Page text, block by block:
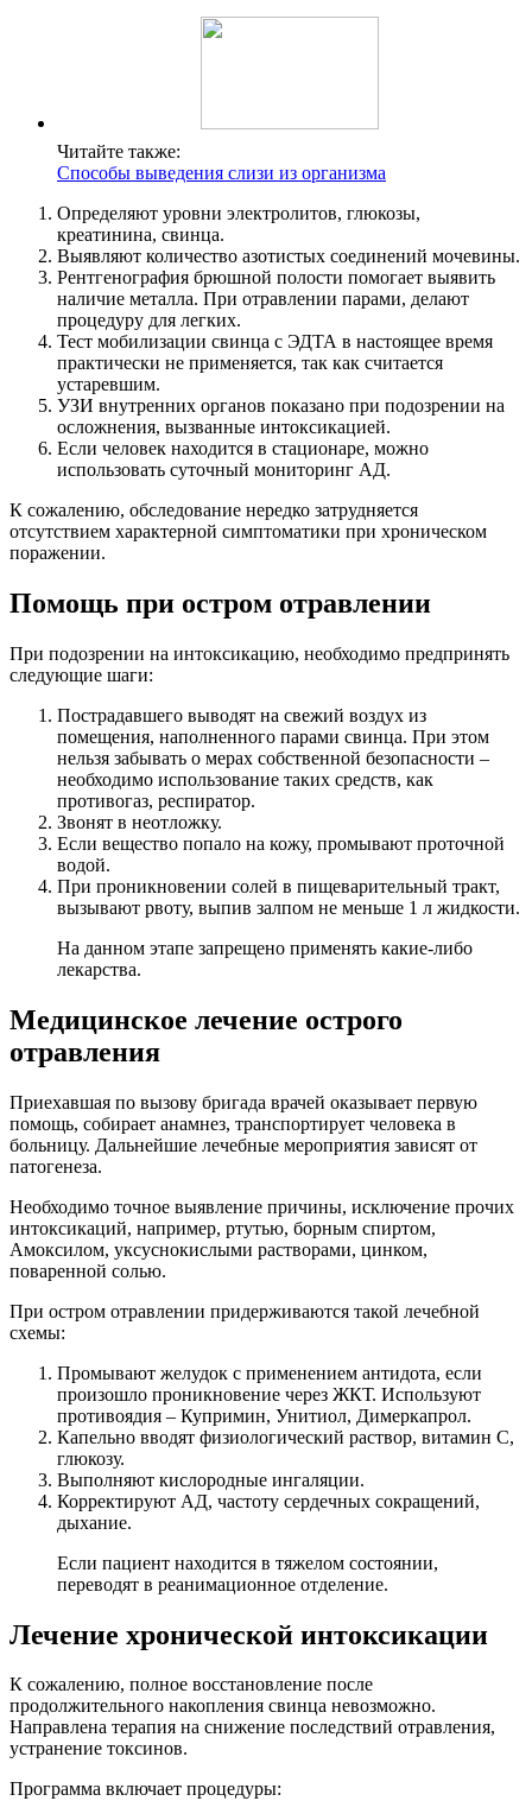
Читайте также:
Способы выведения слизи из организма
Определяют уровни электролитов, глюкозы,
креатинина, свинца.
Выявляют количество азотистых соединений мочевины.
Рентгенография брюшной полости помогает выявить
наличие металла. При отравлении парами, делают
процедуру для легких.
Тест мобилизации свинца с ЭДТА в настоящее время
практически не применяется, так как считается
устаревшим.
УЗИ внутренних органов показано при подозрении на
осложнения, вызванные интоксикацией.
Если человек находится в стационаре, можно
использовать суточный мониторинг АД.
К сожалению, обследование нередко затрудняется
отсутствием характерной симптоматики при хроническом
поражении.
Помощь при остром отравлении
При подозрении на интоксикацию, необходимо предпринять
следующие шаги:
Пострадавшего выводят на свежий воздух из
помещения, наполненного парами свинца. При этом
нельзя забывать о мерах собственной безопасности –
необходимо использование таких средств, как
противогаз, респиратор.
Звонят в неотложку.
Если вещество попало на кожу, промывают проточной
водой.
При проникновении солей в пищеварительный тракт,
вызывают рвоту, выпив залпом не меньше 1 л жидкости.
На данном этапе запрещено применять какие-либо
лекарства.
Медицинское лечение острого
отравления
Приехавшая по вызову бригада врачей оказывает первую
помощь, собирает анамнез, транспортирует человека в
больницу. Дальнейшие лечебные мероприятия зависят от
патогенеза.
Необходимо точное выявление причины, исключение прочих
интоксикаций, например, ртутью, борным спиртом,
Амоксилом, уксуснокислыми растворами, цинком,
поваренной солью.
При остром отравлении придерживаются такой лечебной
схемы:
Промывают желудок с применением антидота, если
произошло проникновение через ЖКТ. Используют
противоядия – Купримин, Унитиол, Димеркапрол.
Капельно вводят физиологический раствор, витамин С,
глюкозу.
Выполняют кислородные ингаляции.
Корректируют АД, частоту сердечных сокращений,
дыхание.
Если пациент находится в тяжелом состоянии,
переводят в реанимационное отделение.
Лечение хронической интоксикации
К сожалению, полное восстановление после
продолжительного накопления свинца невозможно.
Направлена терапия на снижение последствий отравления,
устранение токсинов.
Программа включает процедуры: